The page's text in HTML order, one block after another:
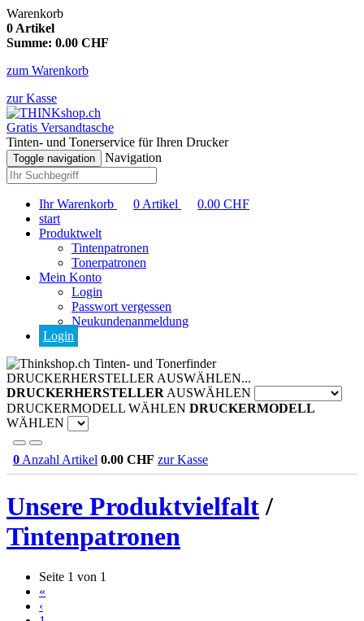
Warenkorb
0 Artikel
Summe: 0.00 CHF
zum Warenkorb
zur Kasse
Gratis Versandtasche
Tinten- und Tonerservice für Ihren Drucker
Toggle navigation Navigation
Ihr Warenkorb 0 Artikel 0.00 CHF
start
Produktwelt
Tintenpatronen
Tonerpatronen
Mein Konto
Login
Passwort vergessen
Neukundenanmeldung
Login
Tinten- und Tonerfinder
DRUCKERHERSTELLER AUSWÄHLEN...
DRUCKERHERSTELLER AUSWÄHLEN
DRUCKERMODELL WÄHLEN DRUCKERMODELL
WÄHLEN
0 Anzahl Artikel 0.00 CHF zur Kasse
Unsere Produktvielfalt/
Tintenpatronen
Seite 1 von 1
«
‹